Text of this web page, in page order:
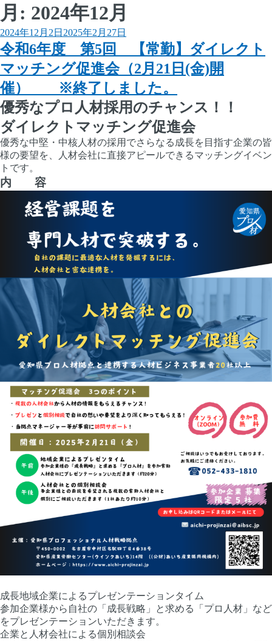
月: 2024年12月
投
稿
日:
2024年12月2日 2025年2月27日
令和6年度 第5回 【常勤】ダイレクト
マッチング促進会（2月21日(金)開
催） ※終了しました。
優秀なプロ人材採用のチャンス！！
ダイレクトマッチング促進会
優秀な中堅・中核人材の採用でさらなる成長を目指す企業の皆
様の要望を、人材会社に直接アピールできるマッチングイベン
トです。
内 容
成長地域企業によるプレゼンテーションタイム
参加企業様から自社の「成長戦略」と求める「プロ人材」など
をプレゼンテーションいただきます。
企業と人材会社による個別相談会